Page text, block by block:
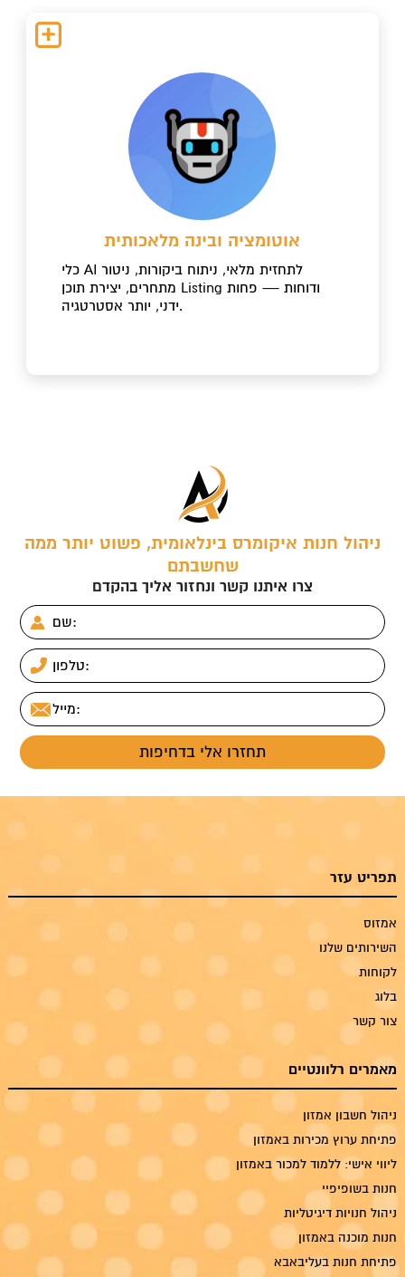
אוטומציה ובינה מלאכותית
כלי AI לתחזית מלאי, ניתוח ביקורות, ניטור
מתחרים, יצירת תוכן Listing ודוחות — פחות
ידני, יותר אסטרטגיה.
ניהול חנות איקומרס בינלאומית, פשוט יותר ממה
שחשבתם
צרו איתנו קשר ונחזור אליך בהקדם
תפריט עזר
אמזוס
השירותים שלנו
לקוחות
בלוג
צור קשר
מאמרים רלוונטיים
ניהול חשבון אמזון
פתיחת ערוץ מכירות באמזון
ליווי אישי: ללמוד למכור באמזון
חנות בשופיפיי
ניהול חנויות דיגיטליות
חנות מוכנה באמזון
פתיחת חנות בעליבאבא